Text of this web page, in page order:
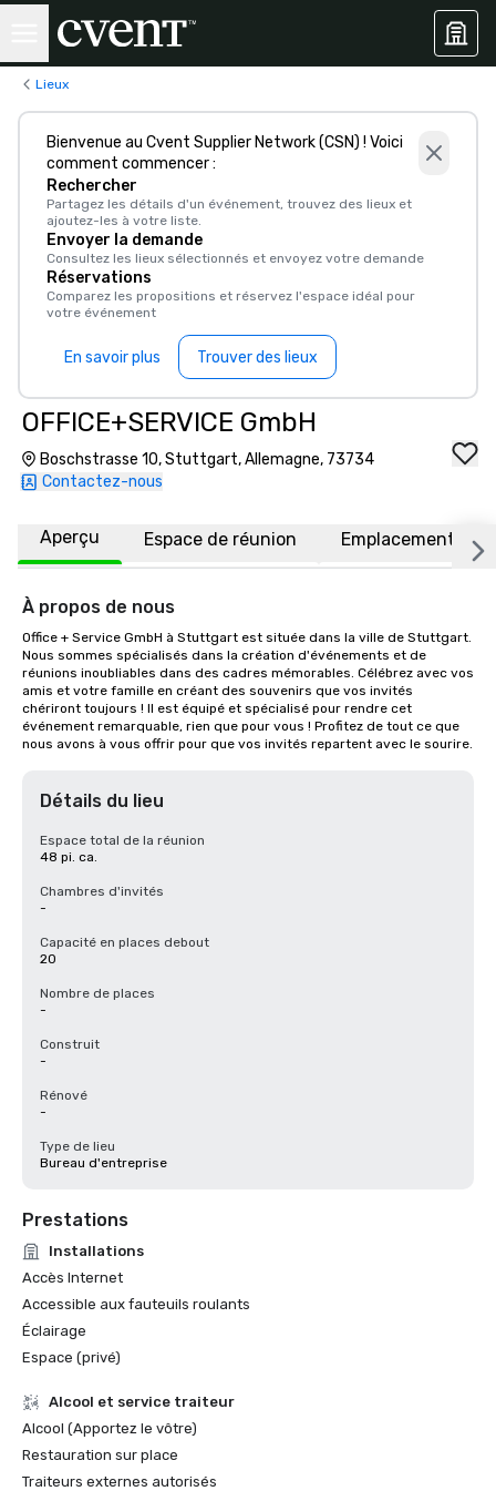
Lieux
Bienvenue au Cvent Supplier Network (CSN) ! Voici
comment commencer :
Rechercher
Partagez les détails d'un événement, trouvez des lieux et
ajoutez-les à votre liste.
Envoyer la demande
Consultez les lieux sélectionnés et envoyez votre demande
Réservations
Comparez les propositions et réservez l'espace idéal pour
votre événement
En savoir plus Trouver des lieux
OFFICE+SERVICE GmbH
Boschstrasse 10, Stuttgart, Allemagne, 73734
Contactez-nous
Aperçu Espace de réunion Emplacement
À propos de nous
Office + Service GmbH à Stuttgart est située dans la ville de Stuttgart.
Nous sommes spécialisés dans la création d'événements et de
réunions inoubliables dans des cadres mémorables. Célébrez avec vos
amis et votre famille en créant des souvenirs que vos invités
chériront toujours ! Il est équipé et spécialisé pour rendre cet
événement remarquable, rien que pour vous ! Profitez de tout ce que
nous avons à vous offrir pour que vos invités repartent avec le sourire.
Détails du lieu
Espace total de la réunion
48 pi. ca.
Chambres d'invités
-
Capacité en places debout
20
Nombre de places
-
Construit
-
Rénové
-
Type de lieu
Bureau d'entreprise
Prestations
Installations
Accès Internet
Accessible aux fauteuils roulants
Éclairage
Espace (privé)
Alcool et service traiteur
Alcool (Apportez le vôtre)
Restauration sur place
Traiteurs externes autorisés